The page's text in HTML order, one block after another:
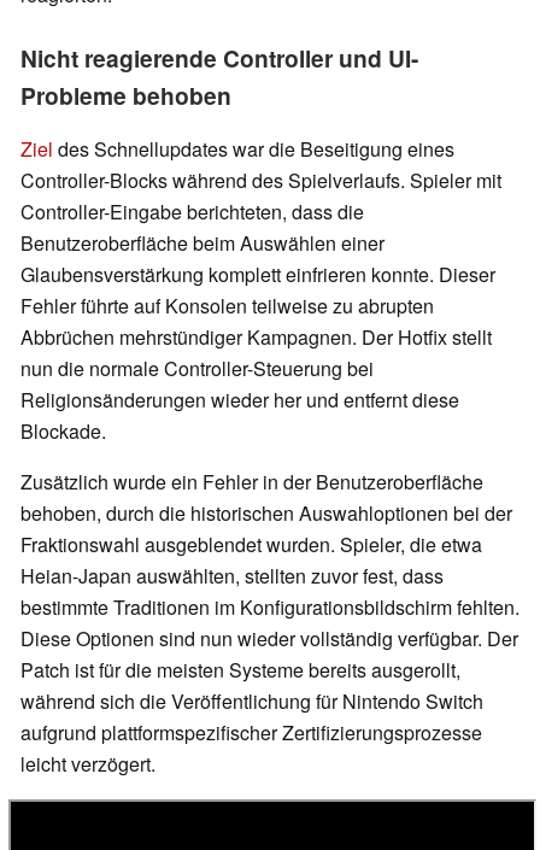
Nicht reagierende Controller und UI-
Probleme behoben
Ziel des Schnellupdates war die Beseitigung eines
Controller-Blocks während des Spielverlaufs. Spieler mit
Controller-Eingabe berichteten, dass die
Benutzeroberfläche beim Auswählen einer
Glaubensverstärkung komplett einfrieren konnte. Dieser
Fehler führte auf Konsolen teilweise zu abrupten
Abbrüchen mehrstündiger Kampagnen. Der Hotfix stellt
nun die normale Controller-Steuerung bei
Religionsänderungen wieder her und entfernt diese
Blockade.
Zusätzlich wurde ein Fehler in der Benutzeroberfläche
behoben, durch die historischen Auswahloptionen bei der
Fraktionswahl ausgeblendet wurden. Spieler, die etwa
Heian-Japan auswählten, stellten zuvor fest, dass
bestimmte Traditionen im Konfigurationsbildschirm fehlten.
Diese Optionen sind nun wieder vollständig verfügbar. Der
Patch ist für die meisten Systeme bereits ausgerollt,
während sich die Veröffentlichung für Nintendo Switch
aufgrund plattformspezifischer Zertifizierungsprozesse
leicht verzögert.